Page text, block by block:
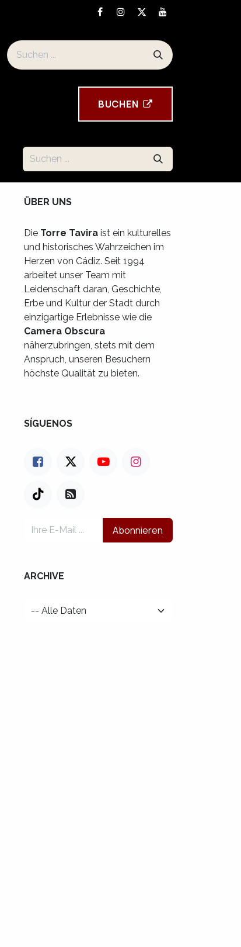
Souvenirs der Torre Tavira
BUCHEN
ÜBER UNS
Die Torre Tavira ist ein kulturelles
und historisches Wahrzeichen im
Herzen von Cádiz. Seit 1994
arbeitet unser Team mit
Leidenschaft daran, Geschichte,
Erbe und Kultur der Stadt durch
einzigartige Erlebnisse wie die
Camera Obscura
näherzubringen, stets mit dem
Anspruch, unseren Besuchern
höchste Qualität zu bieten.
SÍGUENOS
Abonnieren
ARCHIVE